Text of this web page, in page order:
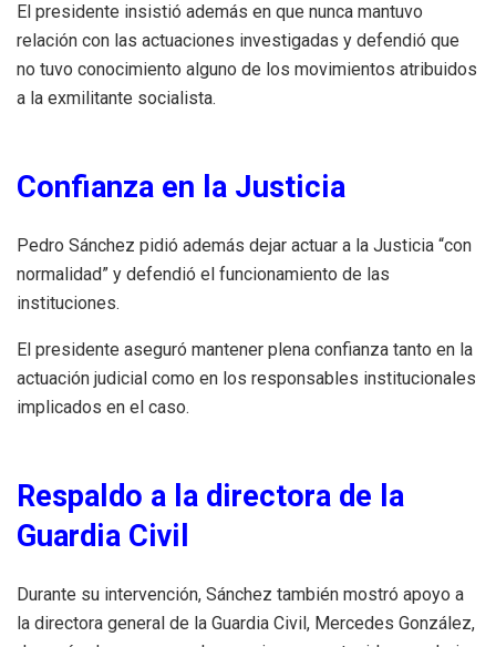
El presidente insistió además en que nunca mantuvo
relación con las actuaciones investigadas y defendió que
no tuvo conocimiento alguno de los movimientos atribuidos
a la exmilitante socialista.
Confianza en la Justicia
Pedro Sánchez pidió además dejar actuar a la Justicia “con
normalidad” y defendió el funcionamiento de las
instituciones.
El presidente aseguró mantener plena confianza tanto en la
actuación judicial como en los responsables institucionales
implicados en el caso.
Respaldo a la directora de la
Guardia Civil
Durante su intervención, Sánchez también mostró apoyo a
la directora general de la Guardia Civil, Mercedes González,